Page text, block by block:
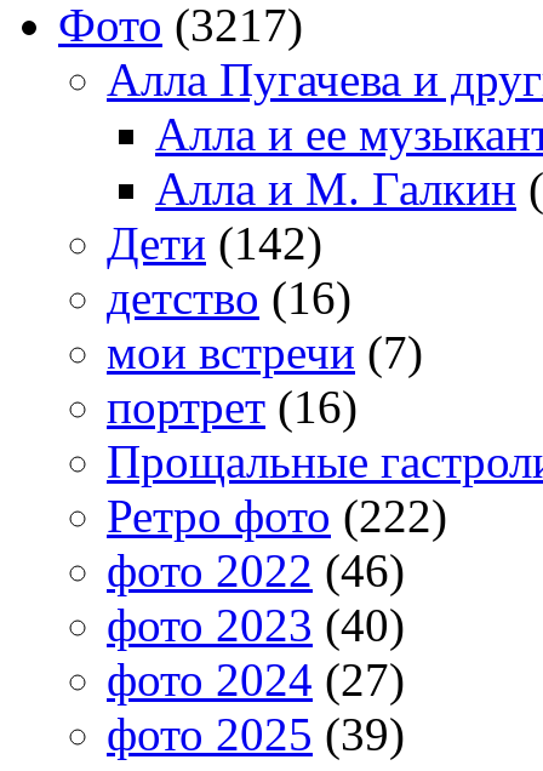
Фото (3217)
Алла Пугачева и
Алла и ее
Алла и М. Галкин
Дети (142)
детство (16)
мои встречи (7)
портрет (16)
Прощальные
Ретро фото (222)
фото 2022 (46)
фото 2023 (40)
фото 2024 (27)
фото 2025 (39)